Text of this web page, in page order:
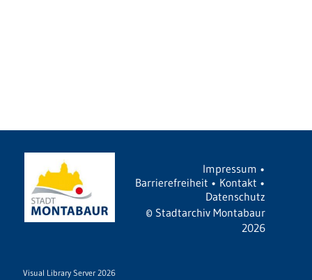
Impressum •
Barrierefreiheit • Kontakt •
Datenschutz
© Stadtarchiv Montabaur
2026
Visual Library Server 2026